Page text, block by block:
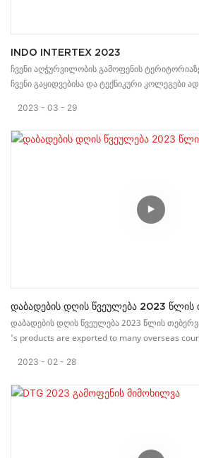
INDO INTERTEX 2023
ჩვენი აღჭურვილობის გამოფენის
ჩვენი გაყიდვებისა და ტექნიკური კოლეგები
შრომისმოყვარეობისთვის. INCO INTERTEX
გაიხსნა, 3-დღიანი გამოფენა. ჩვენი გუნდი
პროფესიონალიზმით გაგვაცნობთ ჩვენი
2023 03 29
Დაბადების Დღის Წვეულება 2023 Წლის
დაბადების დღის წვეულება 2023 წლის
's products are exported to many overseas
2023 02 28